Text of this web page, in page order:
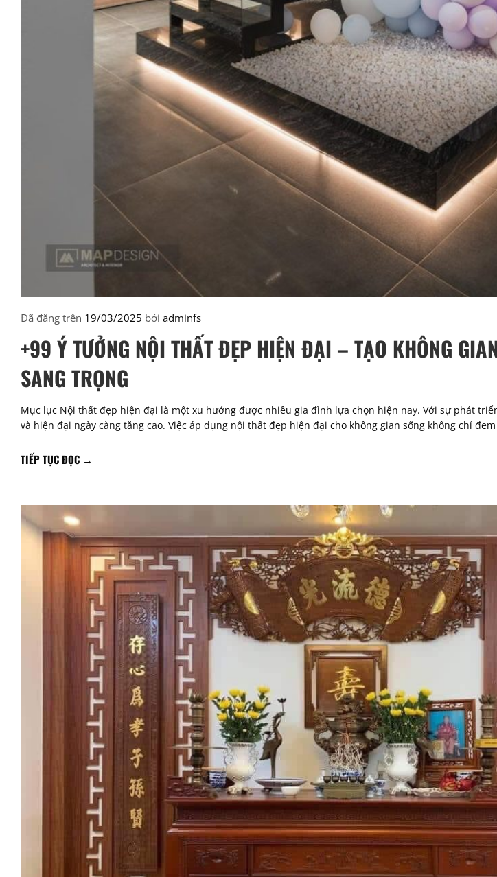
Đã đăng trên 19/03/2025 bởi adminfs
+99 Ý TƯỞNG NỘI THẤT ĐẸP HIỆN ĐẠI – TẠO KHÔNG
SANG TRỌNG
Mục lục Nội thất đẹp hiện đại là một xu hướng được nhiều gia đình lựa chọn hiện nay. Với sự phát
và hiện đại ngày càng tăng cao. Việc áp dụng nội thất đẹp hiện đại cho không gian sống không chỉ
TIẾP TỤC ĐỌC →